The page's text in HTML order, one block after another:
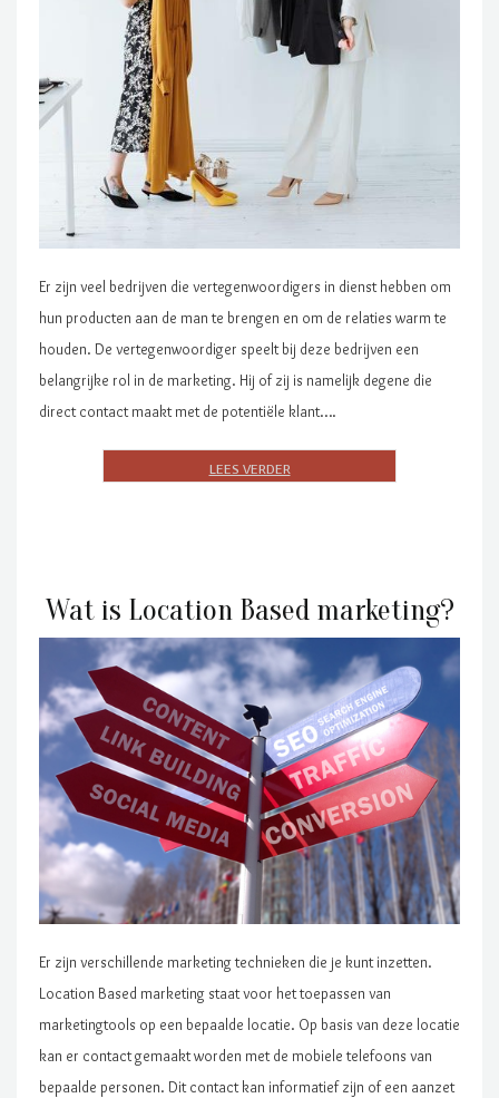
Er zijn veel bedrijven die vertegenwoordigers in dienst hebben om
hun producten aan de man te brengen en om de relaties warm te
houden. De vertegenwoordiger speelt bij deze bedrijven een
belangrijke rol in de marketing. Hij of zij is namelijk degene die
direct contact maakt met de potentiële klant….
Wat is Location Based marketing?
Er zijn verschillende marketing technieken die je kunt inzetten.
Location Based marketing staat voor het toepassen van
marketingtools op een bepaalde locatie. Op basis van deze locatie
kan er contact gemaakt worden met de mobiele telefoons van
bepaalde personen. Dit contact kan informatief zijn of een aanzet